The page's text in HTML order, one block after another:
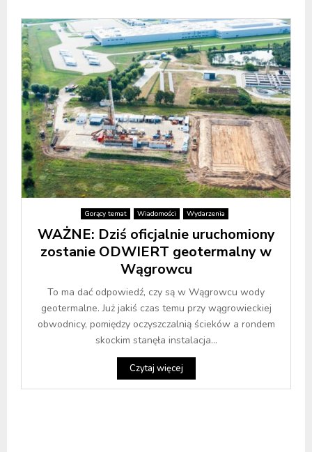
Gorący temat Wiadomości Wydarzenia
WAŻNE: Dziś oficjalnie uruchomiony
zostanie ODWIERT geotermalny w
Wągrowcu
To ma dać odpowiedź, czy są w Wągrowcu wody
geotermalne. Już jakiś czas temu przy wągrowieckiej
obwodnicy, pomiędzy oczyszczalnią ścieków a rondem
skockim stanęła instalacja...
Czytaj więcej